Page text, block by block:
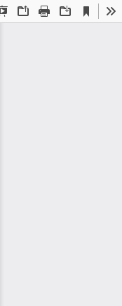
Presentation
OpenPrint Download
Current
View